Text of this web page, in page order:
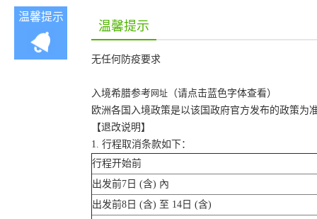
温馨提示
温馨提示
无任何防疫要求
入境希腊参考网址 （请点击蓝色字体查看）
欧洲各国入境政策是以该国政府官方发布的政策为
【退改说明】
1. 行程取消条款如下：
行程开始前
出发前7日 (含) 內
出发前8日 (含) 至 14日 (含)